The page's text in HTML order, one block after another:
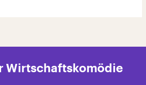
Wirtschaftskomödie